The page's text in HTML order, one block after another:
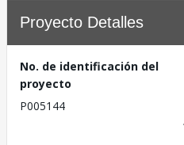
Proyecto Detalles
No. de identificación del
proyecto
P005144